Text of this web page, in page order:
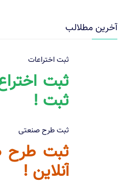
آخرین مطلالب
ثبت اختراعات
ثبت
ثبت !
ثبت طرح صنعتی
ثبت طرح
آنلاین !